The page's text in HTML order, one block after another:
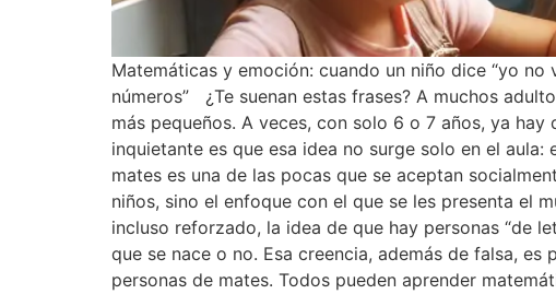
Matemáticas y emoción: cuando un niño dice “yo
números” ¿Te suenan estas frases? A muchos
más pequeños. A veces, con solo 6 o 7 años, ya
inquietante es que esa idea no surge solo en el
mates es una de las pocas que se aceptan
niños, sino el enfoque con el que se les presenta el
incluso reforzado, la idea de que hay personas “de
que se nace o no. Esa creencia, además de falsa,
personas de mates. Todos pueden aprender